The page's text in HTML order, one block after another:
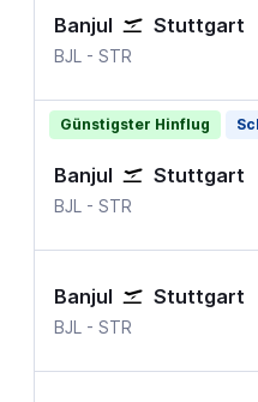
Banjul Stuttgart
BJL Banjul
- STR
Günstigster Hinflug
Banjul Stuttgart
BJL Banjul
- STR
Banjul Stuttgart
BJL Banjul
- STR